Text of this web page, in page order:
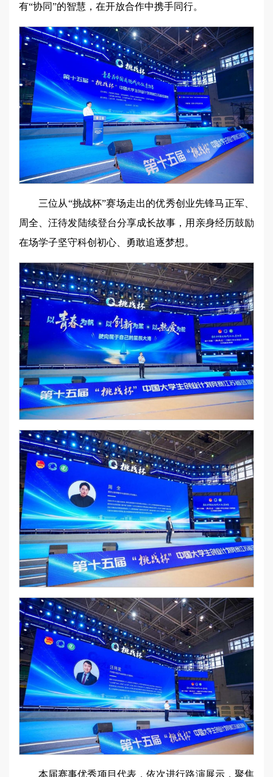
有“协同”的智慧，在开放合作中携手同行。
三位从“挑战杯”赛场走出的优秀创业先锋马正军、
周全、汪待发陆续登台分享成长故事，用亲身经历鼓励
在场学子坚守科创初心、勇敢追逐梦想。
本届赛事优秀项目代表，依次进行路演展示，聚焦